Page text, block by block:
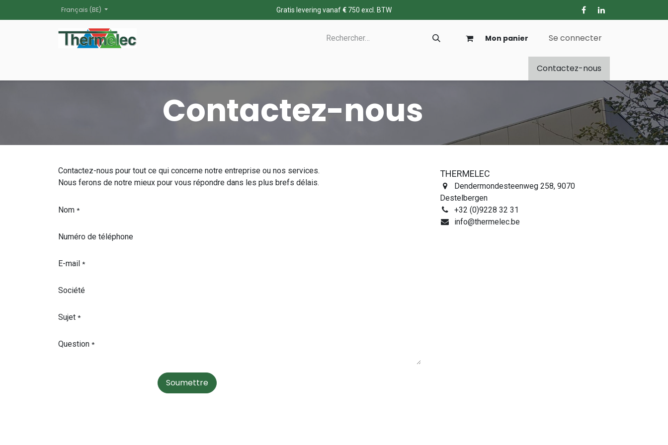
Se rendre au contenu
Français (BE) Gratis levering vanaf€ 750 excl. BTW
Mon panier Se connecter
Contactez-nous
Contactez-nous
Contactez-nous pour tout ce qui concerne notre entreprise ou nos services.
Nous ferons de notre mieux pour vous répondre dans les plus brefs délais.
Nom *
Numéro de téléphone
E-mail *
Société
Sujet *
Question *
Soumettre
THERMELEC
Dendermondesteenweg 258, 9070
Destelbergen
+32 (0)9228 32 31
info@thermelec.be